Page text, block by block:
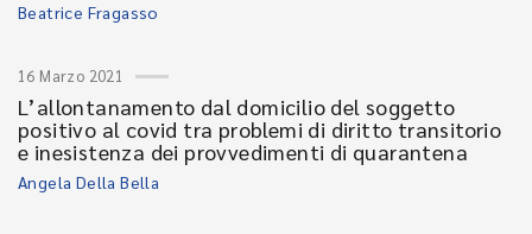
Beatrice Fragasso
16 Marzo 2021
L’allontanamento dal domicilio del soggetto
positivo al covid tra problemi di diritto transitorio
e inesistenza dei provvedimenti di quarantena
Angela Della Bella